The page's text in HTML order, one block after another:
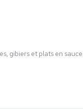
gibiers et plats en sauce